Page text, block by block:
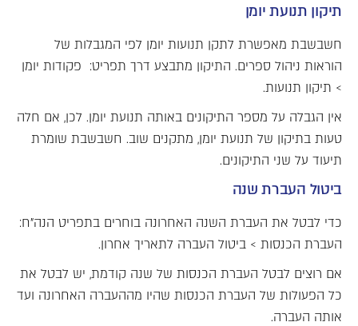
תיקון תנועת יומן
חשבשבת מאפשרת לתקן תנועות יומן לפי המגבלות של
הוראות ניהול ספרים. התיקון מתבצע דרך תפריט: פקודות יומן
> תיקון תנועות.
אין הגבלה על מספר התיקונים באותה תנועת יומן. לכן, אם חלה
טעות בתיקון של תנועת יומן, מתקנים שוב. חשבשבת שומרת
תיעוד על שני התיקונים.
ביטול העברת שנה
כדי לבטל את העברת השנה האחרונה בוחרים בתפריט הנה"ח:
העברת הכנסות > ביטול העברה לתאריך אחרון.
אם רוצים לבטל העברת הכנסות של שנה קודמת, יש לבטל את
כל הפעולות של העברת הכנסות שהיו מההעברה האחרונה ועד
אותה העברה.